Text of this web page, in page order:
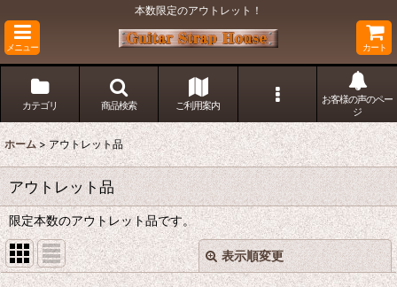
本数限定のアウトレット！
メニュー カート
カテゴリ 商品検索 ご利用案内
お客様の声のペー
ジ
ホーム > アウトレット品
アウトレット品
限定本数のアウトレット品です。
表示順変更 閉じる